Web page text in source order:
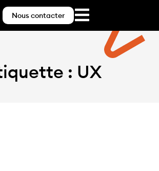
Nous contacter
: UX